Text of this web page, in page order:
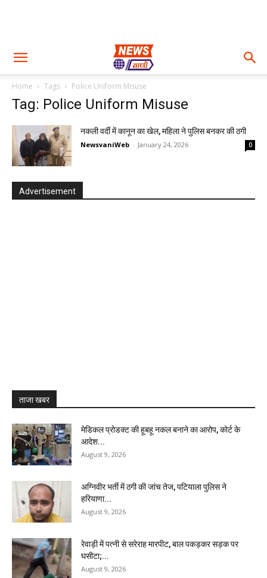
Home Tags Police Uniform Misuse
Tag: Police Uniform Misuse
नकली वर्दी में कानून का खेल, महिला ने पुलिस बनकर की ठगी
NewsvaniWeb - January 24, 2026 0
Advertisement
ताजा खबर
मेडिकल प्रोडक्ट की हूबहू नकल बनाने का आरोप, कोर्ट के
आदेश...
August 9, 2026
अग्निवीर भर्ती में ठगी की जांच तेज, पटियाला पुलिस ने
हरियाणा...
August 9, 2026
रेवाड़ी में पत्नी से सरेराह मारपीट, बाल पकड़कर सड़क पर
घसीटा;...
August 9, 2026